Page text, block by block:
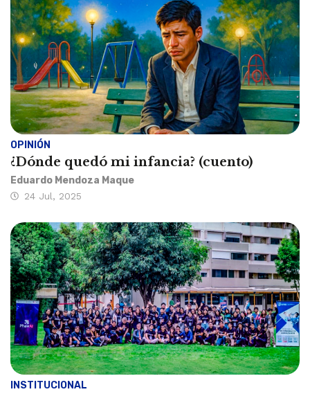
OPINIÓN
¿Dónde quedó mi infancia? (cuento)
Eduardo Mendoza Maque
24 Jul, 2025
INSTITUCIONAL